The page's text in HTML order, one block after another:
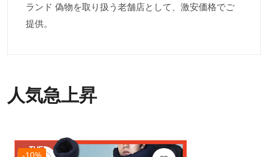
ランド 偽物を取り扱う老舗店として、激安価格でご
提供。
人気急上昇